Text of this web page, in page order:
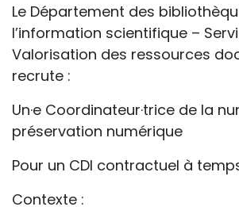
Le Département des
l’information scientifique –
Valorisation des ressources
recrute :
Un·e Coordinateur·trice de la n
préservation numérique
Pour un CDI contractuel à
Contexte :